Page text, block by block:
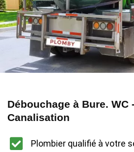
Débouchage à Bure. WC
Canalisation
Plombier qualifié à votre